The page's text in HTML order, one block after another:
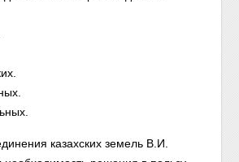
казахских земель В.И.